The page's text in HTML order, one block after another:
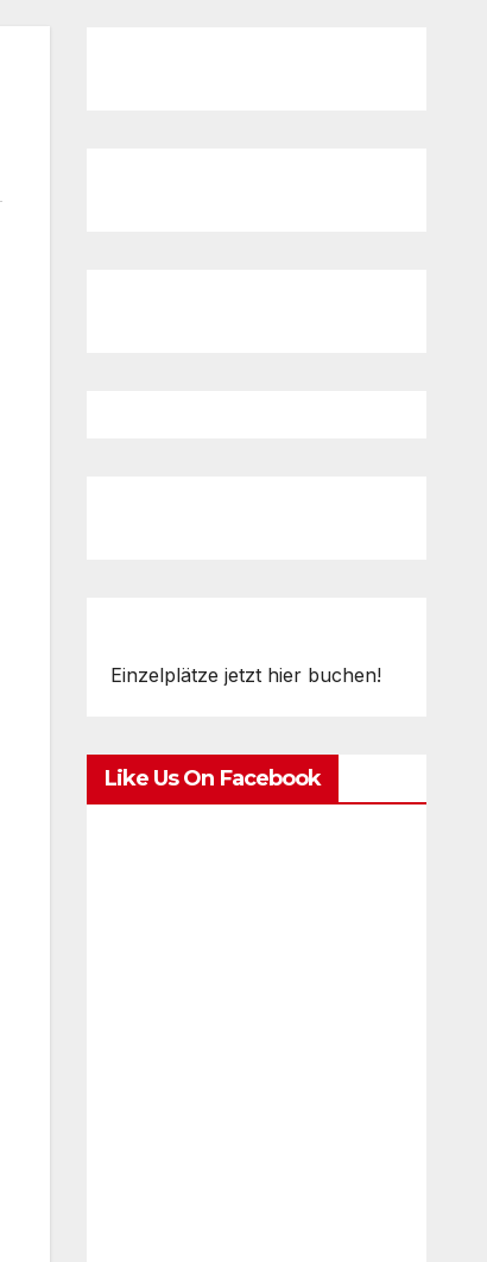
Einzelplätze jetzt hier buchen!
Like Us On Facebook